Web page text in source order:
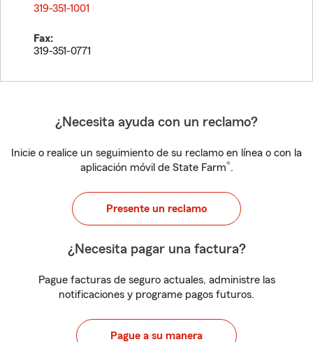
319-351-1001
Fax:
319-351-0771
¿Necesita ayuda con un reclamo?
Inicie o realice un seguimiento de su reclamo en línea o con la
aplicación móvil de State Farm®.
Presente un reclamo
¿Necesita pagar una factura?
Pague facturas de seguro actuales, administre las
notificaciones y programe pagos futuros.
Pague a su manera